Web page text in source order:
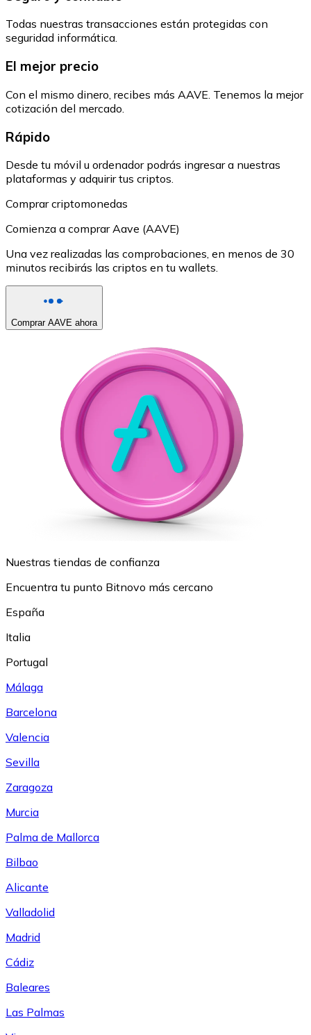
Todas nuestras transacciones están protegidas con
seguridad informática.
El mejor precio
Con el mismo dinero, recibes más AAVE. Tenemos la mejor
cotización del mercado.
Rápido
Desde tu móvil u ordenador podrás ingresar a nuestras
plataformas y adquirir tus criptos.
Comprar criptomonedas
Comienza a comprar Aave (AAVE)
Una vez realizadas las comprobaciones, en menos de 30
minutos recibirás las criptos en tu wallets.
Comprar AAVE ahora
Nuestras tiendas de confianza
Encuentra tu punto Bitnovo más cercano
España
Italia
Portugal
Málaga
Barcelona
Valencia
Sevilla
Zaragoza
Murcia
Palma de Mallorca
Bilbao
Alicante
Valladolid
Madrid
Cádiz
Baleares
Las Palmas